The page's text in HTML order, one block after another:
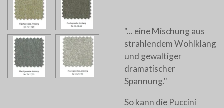
"... eine Mischung aus
strahlendem Wohlklang
und gewaltiger
dramatischer
Spannung."
So kann die Puccini